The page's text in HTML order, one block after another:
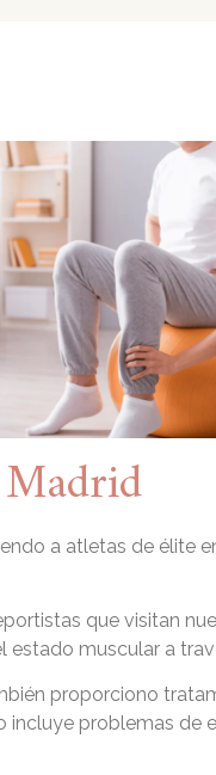
a atletas de élite
que visitan
muscular a
proporciono
problemas